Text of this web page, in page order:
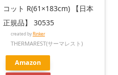
コット R(61×183cm) 【日本
正規品】 30535
created byRinker
THERMAREST(サーマレスト)
Amazon